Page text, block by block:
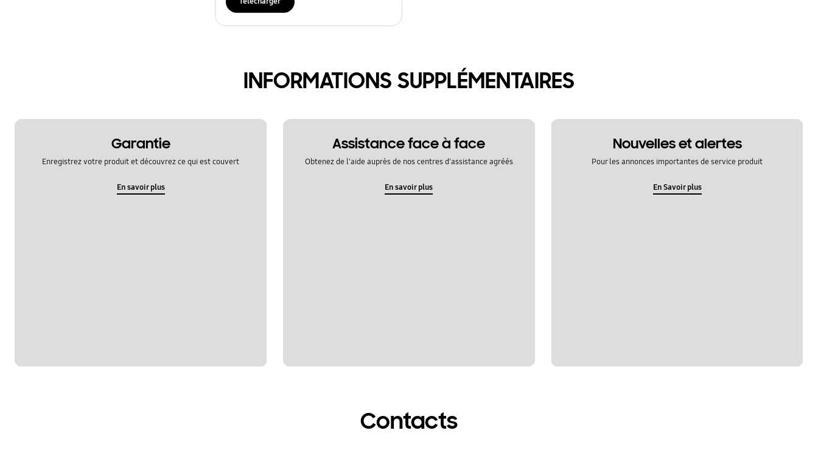
INFORMATIONS SUPPLÉMENTAIRES
Garantie
Enregistrez votre produit et découvrez ce qui est couvert
En savoir plus
Assistance face à face
Obtenez de l'aide auprès de nos centres d'assistance agréés
En savoir plus
Nouvelles et alertes
Pour les annonces importantes de service produit
En Savoir plus
Contacts